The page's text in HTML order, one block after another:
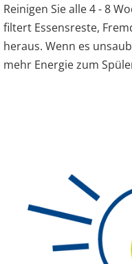
Reinigen Sie alle 4 - 8
filtert Essensreste,
heraus. Wenn es
mehr Energie zum